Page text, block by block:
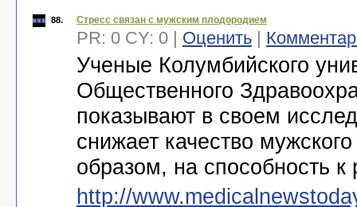
88. Стресс связан с мужским плодородием
PR: 0 CY: 0 | Оценить |
Ученые Колумбийского
Общественного
показывают в своем
снижает качество
образом, на способность
http://